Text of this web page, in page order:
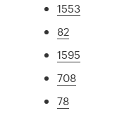
1553
82
1595
708
78